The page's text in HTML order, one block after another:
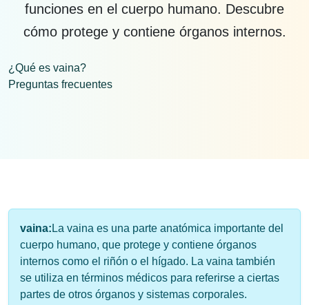
funciones en el cuerpo humano. Descubre
cómo protege y contiene órganos internos.
¿Qué es vaina?
Preguntas frecuentes
Información médica sobre vaina
vaina: La vaina es una parte anatómica importante del
cuerpo humano, que protege y contiene órganos
internos como el riñón o el hígado. La vaina también
se utiliza en términos médicos para referirse a ciertas
partes de otros órganos y sistemas corporales.